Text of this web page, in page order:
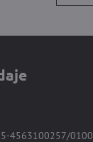
4563100257/0100